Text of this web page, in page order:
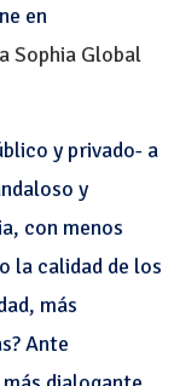
en
Sophia Global
y privado- a
y
con menos
la calidad de los
más
Ante